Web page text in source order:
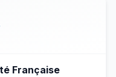
Française